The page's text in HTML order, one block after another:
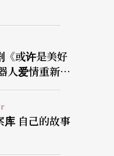
《或许是美好
人爱情重新凝
库 自己的故事